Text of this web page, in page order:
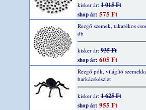
kisker ár: 1 015 Ft
shop ár: 575 Ft
Rezgő szemek, takarékos
db
kisker ár: 935 Ft
shop ár: 605 Ft
Rezgő pók, világító
barkácskészlet
kisker ár: 1 625 Ft
shop ár: 955 Ft